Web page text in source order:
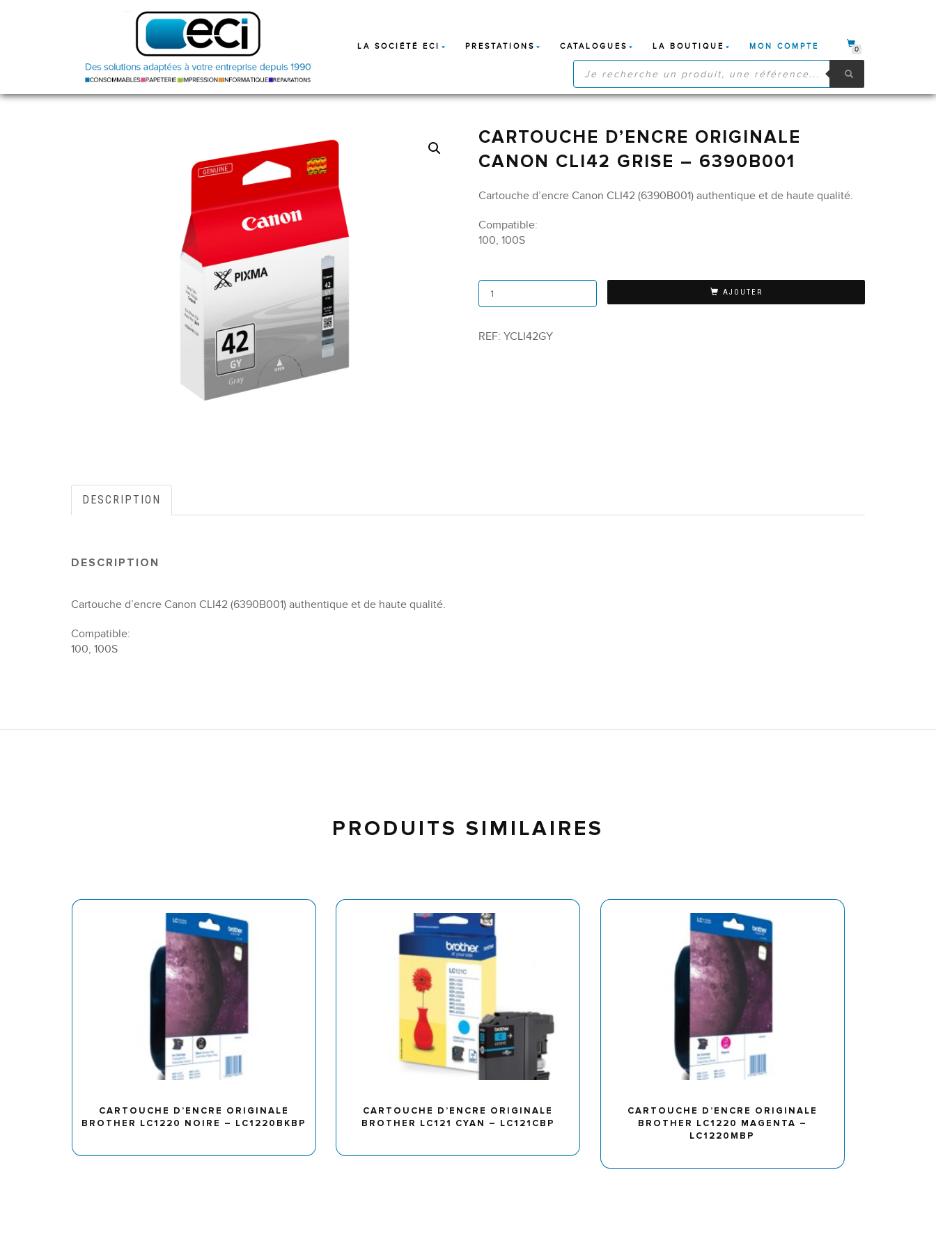
LA SOCIÉTÉ ECI PRESTATIONS CATALOGUES LA BOUTIQUE
MON COMPTE
RECHERCHE
DE
PRODUITS
0
CARTOUCHE D’ENCRE ORIGINALE
CANON CLI42 GRISE – 6390B001
Cartouche d’encre Canon CLI42 (6390B001) authentique et de haute qualité.
Compatible:
100, 100S
AJOUTER
REF: YCLI42GY
DESCRIPTION
DESCRIPTION
Cartouche d’encre Canon CLI42 (6390B001) authentique et de haute qualité.
Compatible:
100, 100S
PRODUITS SIMILAIRES
CARTOUCHE D’ENCRE ORIGINALE
BROTHER LC1220 NOIRE – LC1220BKBP
CARTOUCHE D’ENCRE ORIGINALE
BROTHER LC121 CYAN – LC121CBP
CARTOUCHE D’ENCRE ORIGINALE
BROTHER LC1220 MAGENTA –
LC1220MBP